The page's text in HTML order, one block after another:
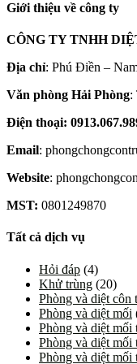
Giới thiệu về công ty
CÔNG TY TNHH
Địa chỉ: Phú Điền –
Văn phòng Hải Phòng:
Điện thoại:
Email:
Website:
MST: 0801249870
Tất cả dịch vụ
Hỏi đáp (4)
Khử trùng (20)
Phòng và diệt côn
Phòng và diệt mối
Phòng và diệt mối
Phòng và diệt mối
Phòng và diệt